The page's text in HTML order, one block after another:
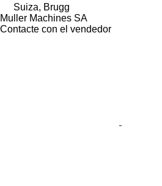
Suiza, Brugg
Muller Machines SA
Contacte con el vendedor